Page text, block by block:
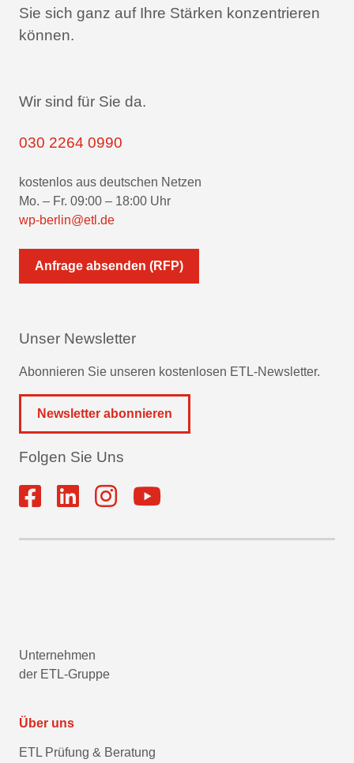
Sie sich ganz auf Ihre Stärken konzentrieren
können.
Wir sind für Sie da.
030 2264 0990
kostenlos aus deutschen Netzen
Mo. – Fr. 09:00 – 18:00 Uhr
wp-berlin@etl.de
Anfrage absenden (RFP)
Unser Newsletter
Abonnieren Sie unseren kostenlosen ETL-Newsletter.
Newsletter abonnieren
Folgen Sie Uns
Unternehmen
der ETL-Gruppe
Über uns
ETL Prüfung & Beratung